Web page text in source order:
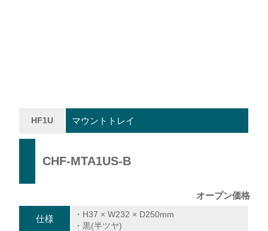
HF1U マウントトレイ
CHF-MTA1US-B
オープン価格
仕様
・H37 × W232 × D250mm
・黒(半ツヤ)